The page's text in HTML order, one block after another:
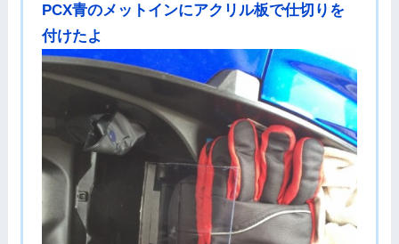
PCX青のメットインにアクリル板で仕切りを
付けたよ